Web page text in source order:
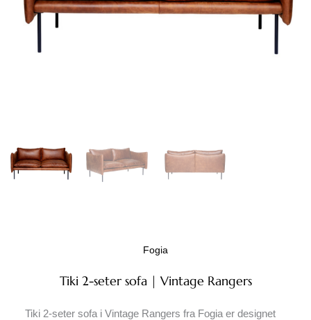
Fogia
Tiki 2-seter sofa | Vintage Rangers
Tiki 2-seter sofa i Vintage Rangers fra Fogia er designet